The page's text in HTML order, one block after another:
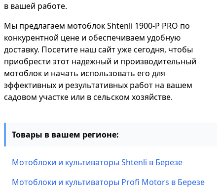
в вашей работе.
Мы предлагаем мотоблок Shtenli 1900-P PRO по
конкурентной цене и обеспечиваем удобную
доставку. Посетите наш сайт уже сегодня, чтобы
приобрести этот надежный и производительный
мотоблок и начать использовать его для
эффективных и результативных работ на вашем
садовом участке или в сельском хозяйстве.
Товары в вашем регионе:
Мотоблоки и культиваторы Shtenli в Березе
Мотоблоки и культиваторы Profi Motors в Березе